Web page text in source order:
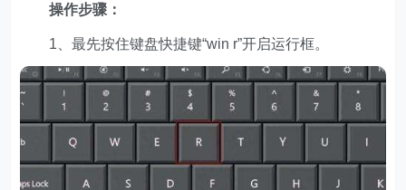
操作步骤：
1、最先按住键盘快捷键“win r”开启运行框。